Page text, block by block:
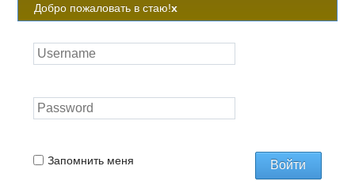
Добро пожаловать в стаю!x
Запомнить меня